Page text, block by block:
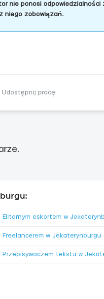
nie ponosi odpowiedzialności
niego zobowiązań.
Udostępnij pracę:
Elitarnym eskortem w
Freelancerem w Jekaterynburgu
Przepisywaczem tekstu w